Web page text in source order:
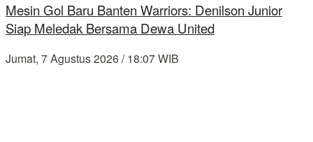
Mesin Gol Baru Banten Warriors: Denilson Junior
Siap Meledak Bersama Dewa United
Jumat, 7 Agustus 2026 / 18:07 WIB